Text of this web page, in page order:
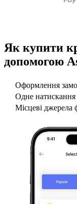
Як купити
допомогою
Оформлення
Одне
Місцеві джерела